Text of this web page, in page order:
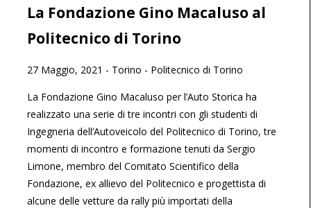
La Fondazione Gino Macaluso al
Politecnico di Torino
27 Maggio, 2021 - Torino - Politecnico di Torino
La Fondazione Gino Macaluso per l’Auto Storica ha
realizzato una serie di tre incontri con gli studenti di
Ingegneria dell’Autoveicolo del Politecnico di Torino, tre
momenti di incontro e formazione tenuti da Sergio
Limone, membro del Comitato Scientifico della
Fondazione, ex allievo del Politecnico e progettista di
alcune delle vetture da rally più importati della